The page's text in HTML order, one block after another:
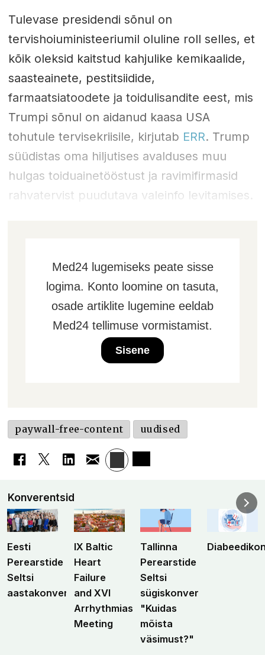
Tulevase presidendi sõnul on
tervishoiuministeeriumil oluline roll selles, et
kõik oleksid kaitstud kahjulike kemikaalide,
saasteainete, pestitsiidide,
farmaatsiatoodete ja toidulisandite eest, mis
Trumpi sõnul on aidanud kaasa USA
tohutule tervisekriisile, kirjutab ERR. Trump
süüdistas oma hiljutises avalduses muu
hulgas toiduainetööstust ja ravimifirmasid
rahvatervist puudutava valeinfo levitamises.
Med24 lugemiseks peate sisse
logima. Konto loomine on tasuta,
osade artiklite lugemine eeldab
Med24 tellimuse vormistamist.
Sisene
paywall-free-content uudised
Konverentsid
Eesti
Perearstide
Seltsi
aastakonverents
IX Baltic
Heart
Failure
and XVI
Arrhythmias
Meeting
Tallinna
Perearstide
Seltsi
sügiskonverents
"Kuidas
mõista
väsimust?"